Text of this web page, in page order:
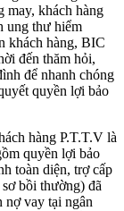
may, khách hàng
ung thư hiểm
khách hàng, BIC
đến thăm hỏi,
để nhanh chóng
quyền lợi bảo
hàng P.T.T.V là
quyền lợi bảo
toàn diện, trợ cấp
bồi thường) đã
nợ vay tại ngân